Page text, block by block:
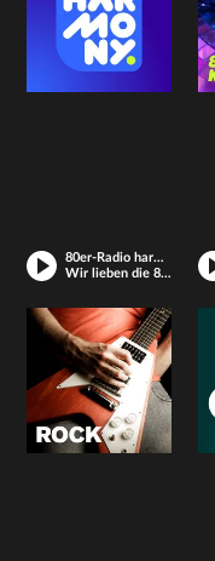
80er-Radio harmony
Wir lieben die 80er!